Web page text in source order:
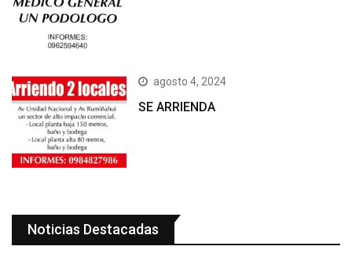
agosto 4, 2024
SE ARRIENDA
Noticias Destacadas